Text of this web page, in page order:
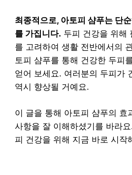
최종적으로, 아토피 샴푸는 단
를 가집니다. 두피 건강을 위해
를 고려하여 생활 전반에서의
토피 샴푸를 통해 건강한 두피
얻어 보세요. 여러분의 두피가
역시 향상될 거예요.
이 글을 통해 아토피 샴푸의 효
사항을 잘 이해하셨기를 바라
피 건강을 위해 지금 바로 시작